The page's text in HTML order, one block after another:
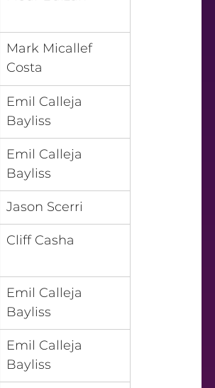
​Mark Micallef
Costa
​Emil Calleja
Bayliss
​Emil Calleja
Bayliss
Jason Scerri
Cliff Casha
Emil Calleja
Bayliss
Emil Calleja
Bayliss